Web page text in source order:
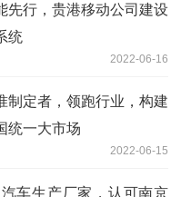
先行，贵港移动公司建设
统
2022-06-16
制定者，领跑行业，构建
统一大市场
2022-06-15
车生产厂家，认可南京